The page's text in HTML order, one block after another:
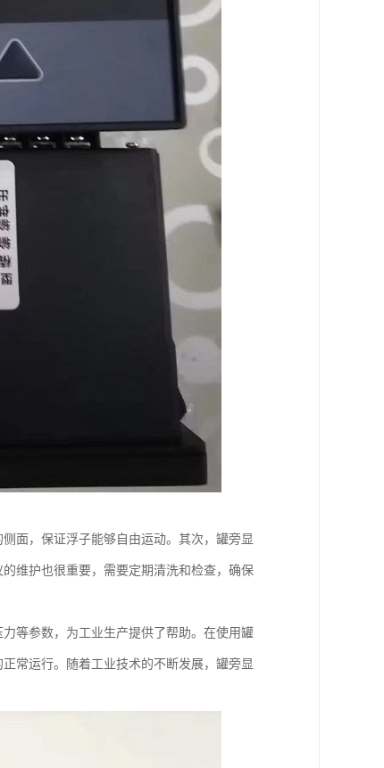
面，保证浮子能够自由运动。其次，罐旁显
维护也很重要，需要定期清洗和检查，确保
等参数，为工业生产提供了帮助。在使用罐
常运行。随着工业技术的不断发展，罐旁显